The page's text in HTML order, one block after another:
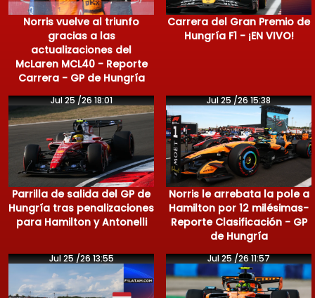
Norris vuelve al triunfo
gracias a las
actualizaciones del
McLaren MCL40 - Reporte
Carrera - GP de Hungría
Carrera del Gran Premio de
Hungría F1 - ¡EN VIVO!
Jul 25 /26 18:01
Parrilla de salida del GP de
Hungría tras penalizaciones
para Hamilton y Antonelli
Jul 25 /26 15:38
Norris le arrebata la pole a
Hamilton por 12 milésimas-
Reporte Clasificación - GP
de Hungría
Jul 25 /26 13:55 Jul 25 /26 11:57